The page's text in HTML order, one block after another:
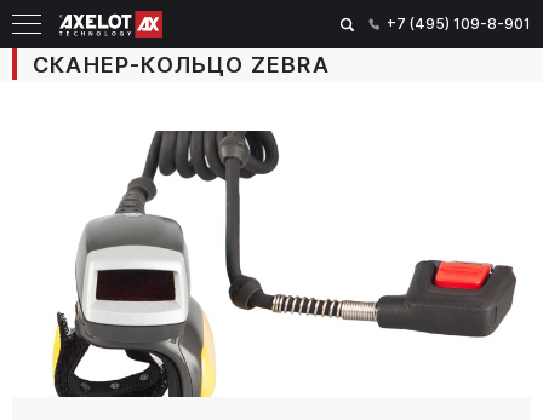
+7 (495) 109-8-901
СКАНЕР-КОЛЬЦО ZEBRA